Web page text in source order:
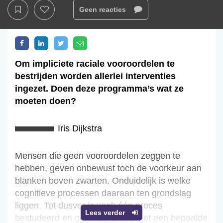
Geen reacties
Lees verder
Om impliciete raciale vooroordelen te
bestrijden worden allerlei interventies
ingezet. Doen deze programma’s wat ze
moeten doen?
Iris Dijkstra
Mensen die geen vooroordelen zeggen te
hebben, geven onbewust toch de voorkeur aan
blanken boven zwarten. Onduidelijk is welke
cognitieve processen daaraan ten grondslag
liggen. Tot dusver is vaak één proces
bestudeerd en gekeken of dat met een bepaalde